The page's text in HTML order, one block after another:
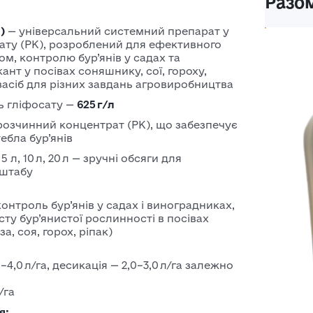
інсектициди
Фосфорорганічні
інсектициди
пшениці
Насіння
ячміня
Насіння
озимого
Насіння
ячміня
— універсальний системний препарат у
(РК), розроблений для ефективного
контролю бур’янів у садах та
у посівах соняшнику, сої, гороху,
для різних завдань агровиробництва
гліфосату — 625 г/л
концентрат (РК), що забезпечує
бур’янів
л, 10 л, 20 л — зручні обсяги для
бур’янів у садах і виноградниках,
бур’янистої рослинності в посівах
соя, горох, ріпак)
л/га, десикація — 2,0–3,0 л/га залежно